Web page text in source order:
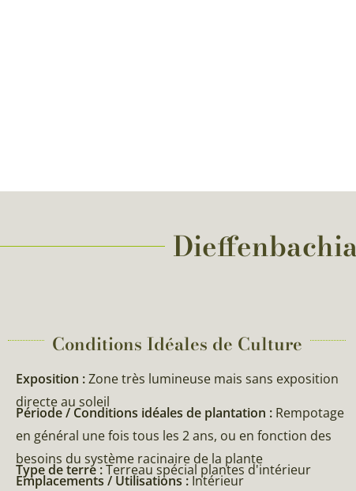
Conditions Idéales de Culture
Exposition :Zone très lumineuse mais sans exposition
directe au soleil
Période / Conditions idéales de plantation : Rempotage
en général une fois tous les 2 ans, ou en fonction des
besoins du système racinaire de la plante
Type de terre :Terreau spécial plantes d'intérieur
Emplacements / Utilisations : Intérieur